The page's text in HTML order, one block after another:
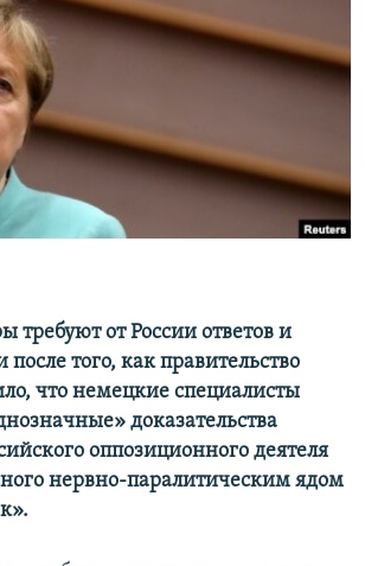
СУДЯТ?
КРЫМА
требуют от России ответов и
после того, как правительство
что немецкие специалисты
доказательства
оппозиционного деятеля
нервно-паралитическим ядом